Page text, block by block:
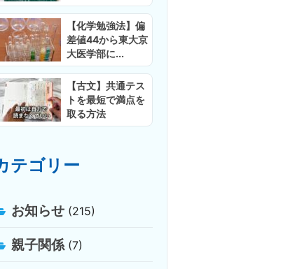
【化学勉強法】偏
差値44から東大京
大医学部に...
【古文】共通テス
トを最短で満点を
取る方法
テゴリー
お知らせ(215)
親子関係(7)